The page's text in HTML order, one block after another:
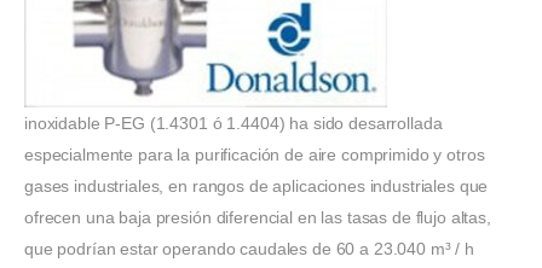
inoxidable P-EG (1.4301 ó 1.4404) ha sido desarrollada
especialmente para la purificación de aire comprimido y otros
gases industriales, en rangos de aplicaciones industriales que
ofrecen una baja presión diferencial en las tasas de flujo altas,
que podrían estar operando caudales de 60 a 23.040 m³ / h